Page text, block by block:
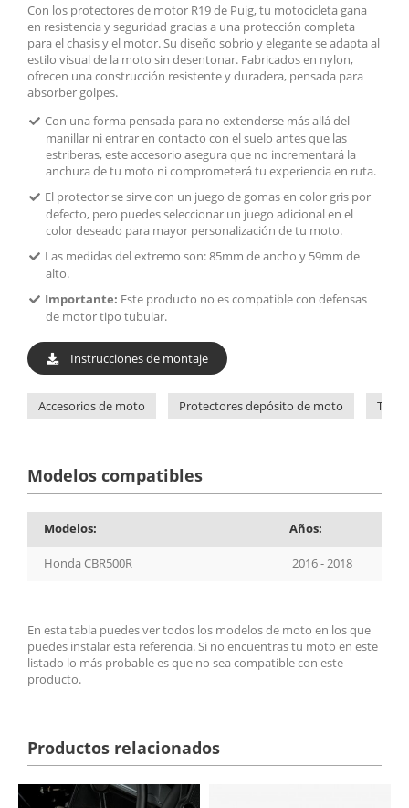
Con los protectores de motor R19 de Puig, tu motocicleta gana
en resistencia y seguridad gracias a una protección completa
para el chasis y el motor. Su diseño sobrio y elegante se adapta al
estilo visual de la moto sin desentonar. Fabricados en nylon,
ofrecen una construcción resistente y duradera, pensada para
absorber golpes.
Con una forma pensada para no extenderse más allá del
manillar ni entrar en contacto con el suelo antes que las
estriberas, este accesorio asegura que no incrementará la
anchura de tu moto ni comprometerá tu experiencia en ruta.
El protector se sirve con un juego de gomas en color gris por
defecto, pero puedes seleccionar un juego adicional en el
color deseado para mayor personalización de tu moto.
Las medidas del extremo son: 85mm de ancho y 59mm de
alto.
Importante: Este producto no es compatible con defensas
de motor tipo tubular.
Instrucciones de montaje
Accesorios de moto Protectores depósito de moto
Modelos compatibles
Modelos: Años:
Honda CBR500R 2016 - 2018
En esta tabla puedes ver todos los modelos de moto en los que
puedes instalar esta referencia. Si no encuentras tu moto en este
listado lo más probable es que no sea compatible con este
producto.
Productos relacionados